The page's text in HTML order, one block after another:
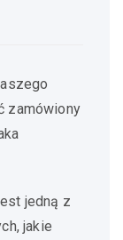
zamówiony
jedną z
jakie